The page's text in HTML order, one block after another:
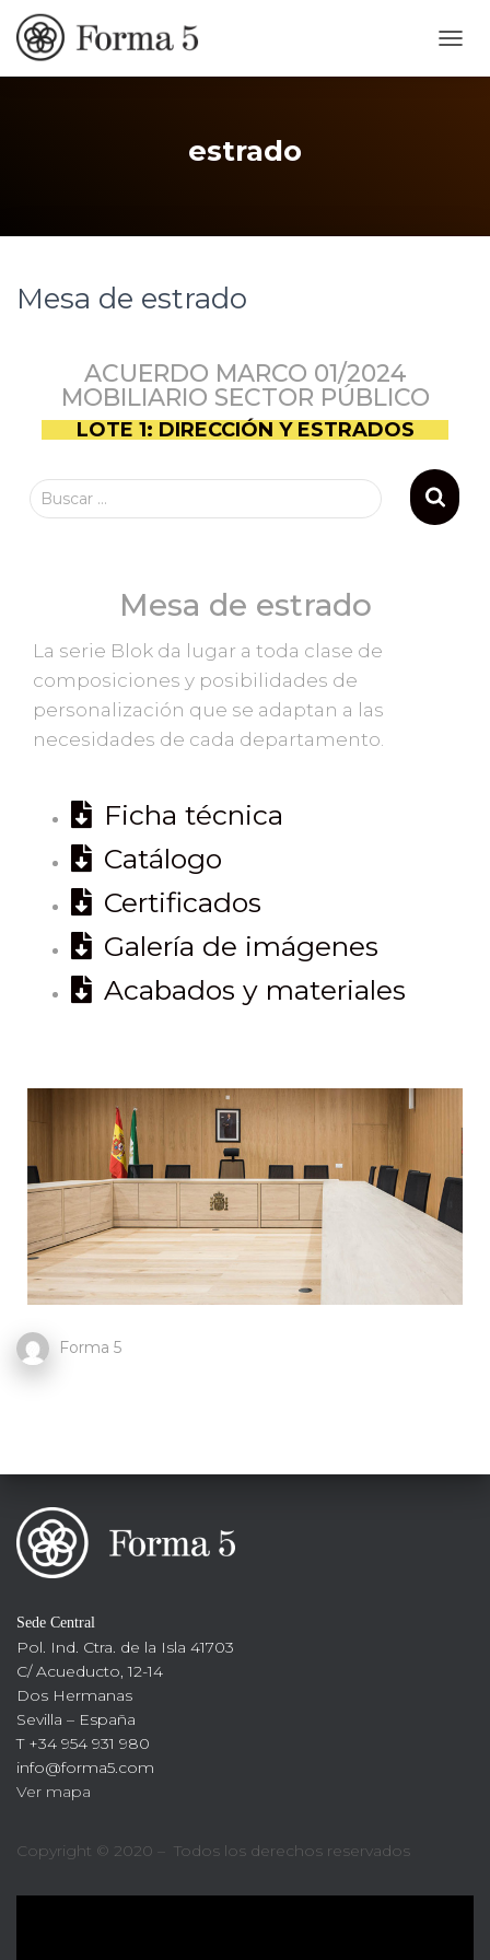
estrado
Mesa de estrado
ACUERDO MARCO 01/2024
MOBILIARIO SECTOR PÚBLICO
LOTE 1: DIRECCIÓN Y ESTRADOS
Buscar …
Mesa de estrado
La serie Blok da lugar a toda clase de
composiciones y posibilidades de
personalización que se adaptan a las
necesidades de cada departamento.
Ficha técnica
Catálogo
Certificados
Galería de imágenes
Acabados y materiales
Forma 5
Sede Central
Pol. Ind. Ctra. de la Isla 41703
C/ Acueducto, 12-14
Dos Hermanas
Sevilla – España
T +34 954 931 980
info@forma5.com
Ver mapa
Copyright © 2020 – Todos los derechos reservados